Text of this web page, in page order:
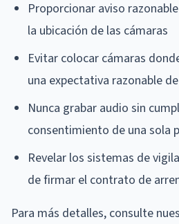
Proporcionar aviso
la ubicación de las cámaras
Evitar colocar cámaras
una expectativa razonable
Nunca grabar audio sin
consentimiento de una sola
Revelar los sistemas de
de firmar el contrato de
Para más detalles, consulte